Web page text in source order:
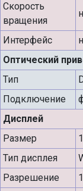
Скорость
вращения
Интерфейс
Оптический
Тип
Подключение
Дисплей
Размер
Тип дисплея
Разрешение